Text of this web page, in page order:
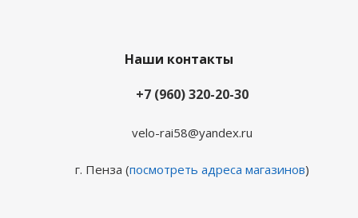
Наши контакты
+7 (960) 320-20-30
velo-rai58@yandex.ru
г. Пенза (посмотреть адреса магазинов)